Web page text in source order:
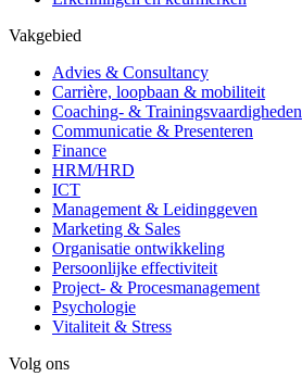
Vakgebied
Advies & Consultancy
Carrière, loopbaan & mobiliteit
Coaching- & Trainingsvaardigheden
Communicatie & Presenteren
Finance
HRM/HRD
ICT
Management & Leidinggeven
Marketing & Sales
Organisatie ontwikkeling
Persoonlijke effectiviteit
Project- & Procesmanagement
Psychologie
Vitaliteit & Stress
Volg ons